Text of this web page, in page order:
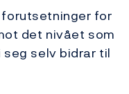
forutsetninger for
det nivået som
selv bidrar til